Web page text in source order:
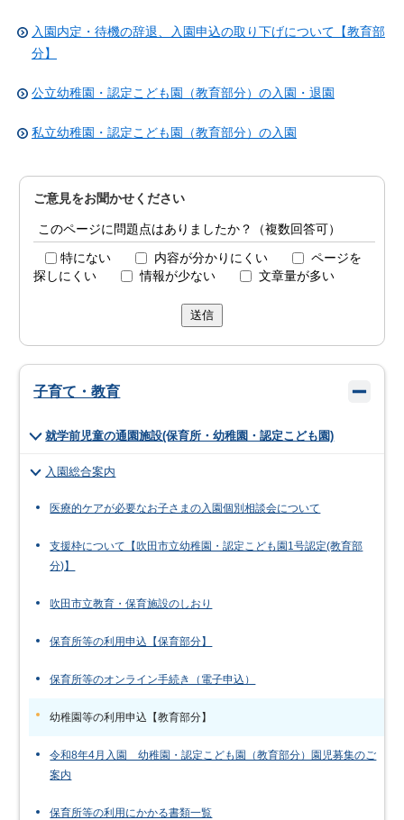
入園内定・待機の辞退、入園申込の取り下げについて【教育部
分】
公立幼稚園・認定こども園（教育部分）の入園・退園
私立幼稚園・認定こども園（教育部分）の入園
ご意見をお聞かせください
このページに問題点はありましたか？（複数回答可）
特にない 内容が分かりにくい
ページを
探しにくい
情報が少ない 文章量が多い
送信
子育て・教育
就学前児童の通園施設(保育所・幼稚園・認定こども園)
入園総合案内
医療的ケアが必要なお子さまの入園個別相談会について
支援枠について【吹田市立幼稚園・認定こども園1号認定(教育部
分)】
吹田市立教育・保育施設のしおり
保育所等の利用申込【保育部分】
保育所等のオンライン手続き（電子申込）
幼稚園等の利用申込【教育部分】
令和8年4月入園 幼稚園・認定こども園（教育部分）園児募集のご
案内
保育所等の利用にかかる書類一覧